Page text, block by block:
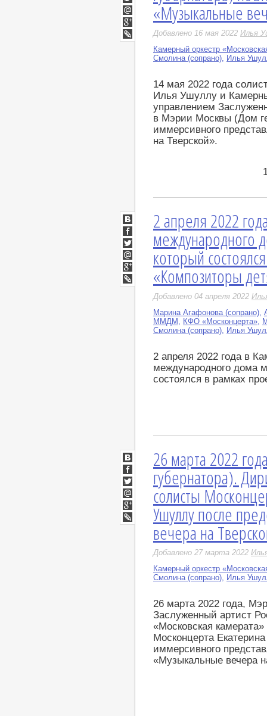
«Музыкальные
Добавлено 16 мая 2022 Илья
Камерный оркестр
Смолина (сопрано)
Илья
14 мая 2022 года
Илья Ушуллу и
управлением
в Мэрии Москвы (Дом
иммерсивного
на Тверской».
Twitter
Мой
Мир
Google+
LiveJournal
2 апреля 2022
международного
который
«Композиторы
Добавлено 04 апреля 2022
Марина Агафонова (сопрано)
ММДМ
КФО «Москонцерта»
Смолина (сопрано) Илья
2 апреля 2022 года в
международного дома
состоялся в рамках
ВКонтакте
Facebook
Twitter
Мой
Мир
Google+
LiveJournal
26 марта 2022
губернатора).
солисты
Ушуллу после
вечера на
Добавлено 27 марта 2022
Камерный оркестр
Смолина (сопрано), Илья
26 марта 2022 года,
Заслуженный артист
«Московская
Москонцерта
иммерсивного
«Музыкальные вечера
ВКонтакте
Facebook
Twitter
Мой
Мир
Google+
LiveJournal